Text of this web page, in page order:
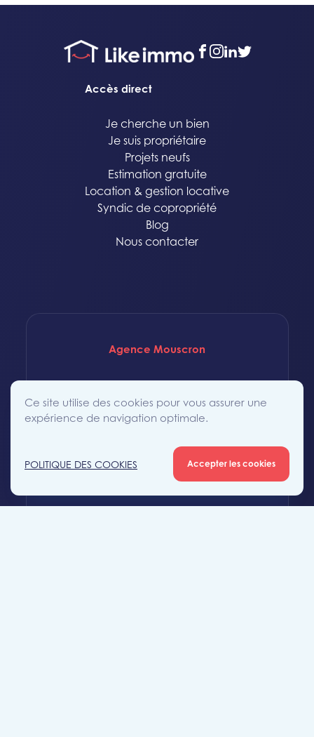
facebook
instagram
linkedin
twitter
Accès direct
Je cherche un bien
Je suis propriétaire
Projets neufs
Estimation gratuite
Location & gestion locative
Syndic de copropriété
Blog
Nous contacter
Agence Mouscron
Rue Saint-Achaire 86
7700 Mouscron
+32 (0)56 56 12 34
Ce site utilise des cookies pour vous assurer une
expérience de navigation optimale.
POLITIQUE DES COOKIES Accepter les cookies